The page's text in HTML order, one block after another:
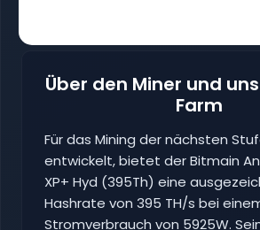
Über den Miner und
Farm
Für das Mining der nächsten
entwickelt, bietet der Bitmain
XP+ Hyd (395Th) eine
Hashrate von 395 TH/s bei
Stromverbrauch von 5925W.